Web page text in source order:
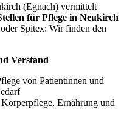
(Egnach) vermittelt
für Pflege in Neukirch
Spitex: Wir finden den
Verstand
von Patientinnen und
Ernährung und